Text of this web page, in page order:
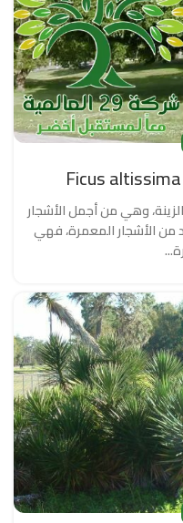
وهي من أجمل الأشجار
من الأشجار المعمرة، فهي